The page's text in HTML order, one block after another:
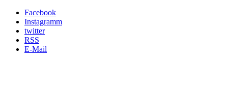
Facebook
Instagramm
twitter
RSS
E-Mail